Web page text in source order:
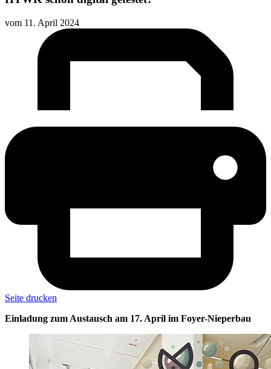
vom 11. April 2024
Seite drucken
Einladung zum Austausch am 17. April im Foyer-Nieperbau